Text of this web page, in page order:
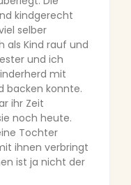
kindgerecht
selber
als Kind rauf und
und ich
mit
backen konnte.
ihr Zeit
noch heute.
Tochter
ihnen verbringt
ist ja nicht der